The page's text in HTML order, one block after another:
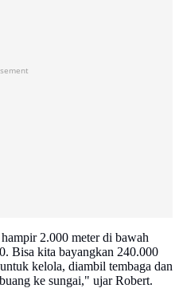
2.000 meter di bawah
Bisa kita bayangkan 240.000
kelola, diambil tembaga dan
ke sungai," ujar Robert.